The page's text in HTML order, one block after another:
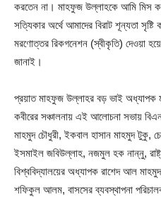
করতেন না। মাহফুজ উল্লাহকে আমি মিস
সত্যিকার অর্থে আমাদের বিরাট শূন্যতা
মরণোত্তর রিকগনেশন (স্বীকৃতি) দেওয়া
জানাই।
প্রয়াত মাহফুজ উল্লাহর বড় ভাই অধ্যাপক
কবীরের সঞ্চালনায় এই আলোচনা সভায়
মাহমুদ চৌধুরী, ইকবাল হাসান মাহমুদ টুকু,
ইসমাইল জবিউল্লাহ, নজমুল হক নান্নু, রাষ্ট্র
বিশ্ববিদ্যালয়ের অধ্যাপক রাশেদ আল
শফিকুল আলম, বাসসের ব্যবস্থাপনা